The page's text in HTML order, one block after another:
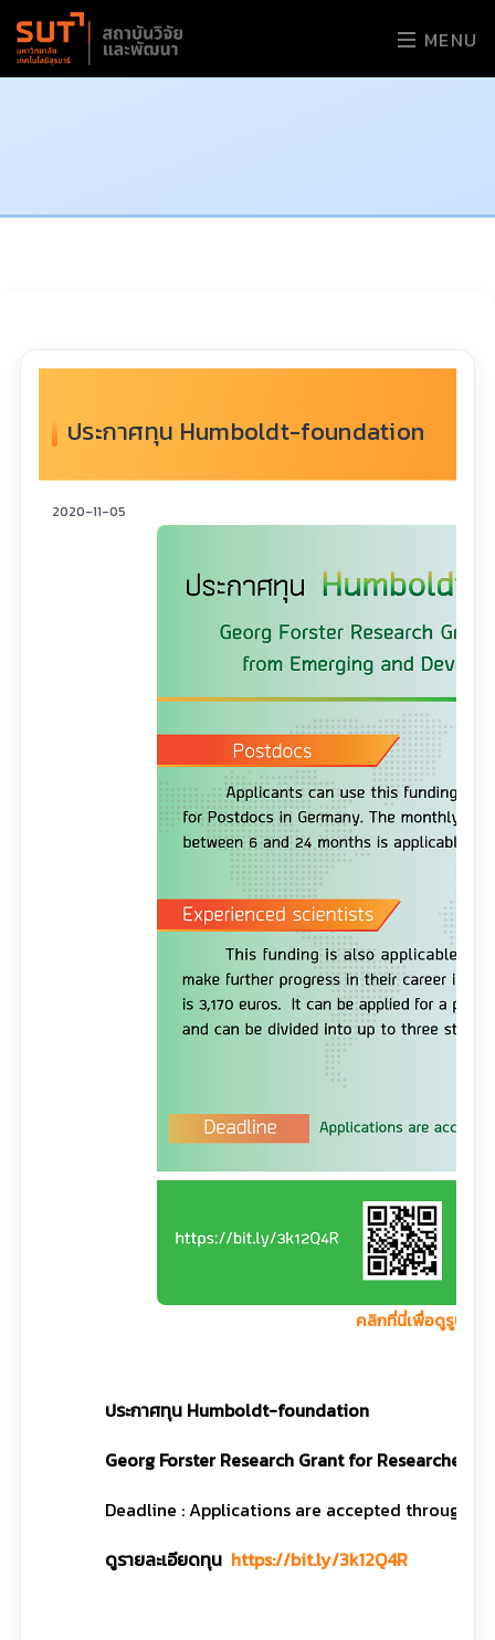
MENU
ประกาศทุน Humboldt-foundation
2020-11-05
คลิกที่นี่เพื่อดูรูปให
ประกาศทุน Humboldt-foundation
Georg Forster Research Grant for Researchers
Deadline : Applications are accepted
ดูรายละเอียดทุน https://bit.ly/3k12Q4R